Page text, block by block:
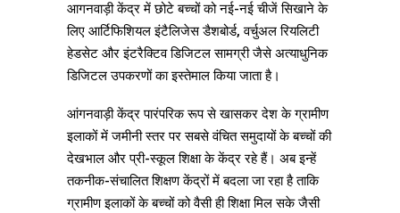
आगनवाड़ी केंद्र में छोटे बच्चों को नई-नई चीजें सिखाने के
लिए आर्टिफिशियल इंटैलिजेस डैशबोर्ड, वर्चुअल रियलिटी
हेडसेट और इंटरैक्टिव डिजिटल सामग्री जैसे अत्याधुनिक
डिजिटल उपकरणों का इस्तेमाल किया जाता है।
आंगनवाड़ी केंद्र पारंपरिक रूप से खासकर देश के ग्रामीण
इलाकों में जमीनी स्तर पर सबसे वंचित समुदायों के बच्चों की
देखभाल और प्री-स्कूल शिक्षा के केंद्र रहे हैं। अब इन्हें
तकनीक-संचालित शिक्षण केंद्रों में बदला जा रहा है ताकि
ग्रामीण इलाकों के बच्चों को वैसी ही शिक्षा मिल सके जैसी